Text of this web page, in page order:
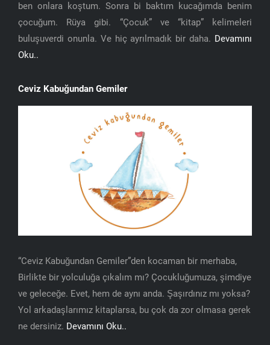
ben onlara koştum. Sonra bi baktım kucağımda benim
çocuğum. Rüya gibi. “Çocuk” ve “kitap” kelimeleri
buluşuverdi onunla. Ve hiç ayrılmadık bir daha. Devamını
Oku..
Ceviz Kabuğundan Gemiler
“Ceviz Kabuğundan Gemiler”den kocaman bir merhaba,
Birlikte bir yolculuğa çıkalım mı? Çocukluğumuza, şimdiye
ve geleceğe. Evet, hem de aynı anda. Şaşırdınız mı yoksa?
Yol arkadaşlarımız kitaplarsa, bu çok da zor olmasa gerek
ne dersiniz. Devamını Oku..